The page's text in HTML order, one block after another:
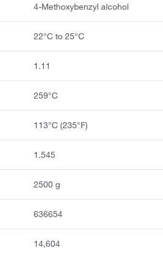
4-Methoxybenzyl alcohol
22°C to 25°C
1.11
259°C
113°C (235°F)
1.545
2500 g
636654
14,604